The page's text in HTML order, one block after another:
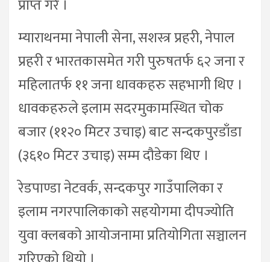
प्राप्त गरे ।
म्याराथनमा नेपाली सेना, सशस्त्र प्रहरी, नेपाल
प्रहरी र भारतकासमेत गरी पुरुषतर्फ ६२ जना र
महिलातर्फ ११ जना धावकहरु सहभागी थिए ।
धावकहरुले इलाम सदरमुकामस्थित चोक
बजार (११२० मिटर उचाइ) बाट सन्दकपुरडाँडा
(३६१० मिटर उचाइ) सम्म दौडेका थिए ।
रेडपाण्डा नेटवर्क, सन्दकपुर गाउँपालिका र
इलाम नगरपालिकाको सहयोगमा दीपज्योति
युवा क्लबको आयोजनामा प्रतियोगिता सञ्चालन